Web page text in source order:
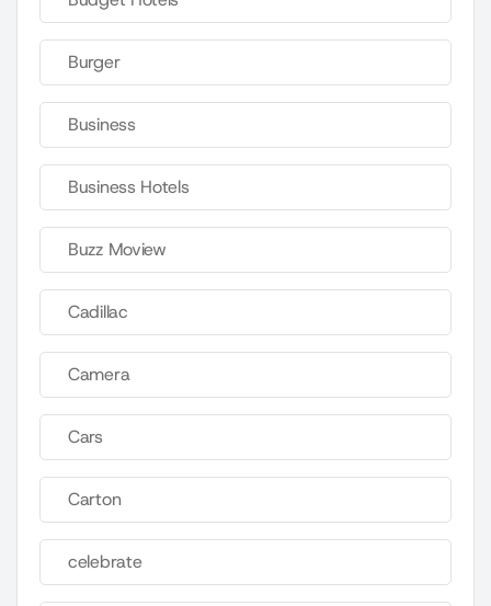
Burger
Business
Business Hotels
Buzz Moview
Cadillac
Camera
Cars
Carton
celebrate